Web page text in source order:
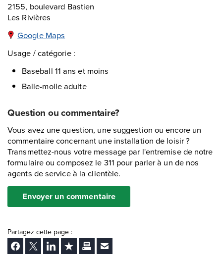
2155, boulevard Bastien
Les Rivières
Google Maps
Usage / catégorie :
Baseball 11 ans et moins
Balle-molle adulte
Question ou commentaire?
Vous avez une question, une suggestion ou encore un
commentaire concernant une installation de loisir ?
Transmettez-nous votre message par l'entremise de notre
formulaire ou composez le 311 pour parler à un de nos
agents de service à la clientèle.
Envoyer un commentaire
Partagez cette page :
Facebook
Twitter LinkedInAjouter aux favoris
ImprimerEnvoyer Ã un ami